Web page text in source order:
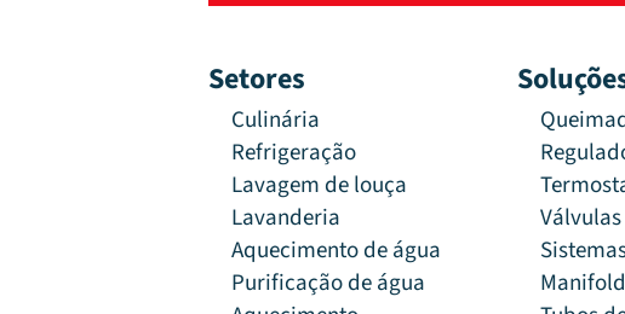
Setores
Culinária
Refrigeração
Lavagem de louça
Lavanderia
Aquecimento de água
Purificação de água